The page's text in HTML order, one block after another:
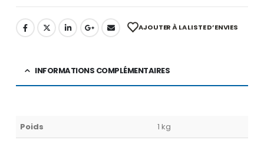
AJOUTER À LA LISTE D’ENVIES
INFORMATIONS COMPLÉMENTAIRES
Poids 1 kg